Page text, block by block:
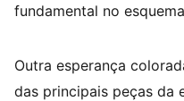
fundamental no
Outra esperança
das principais peças da